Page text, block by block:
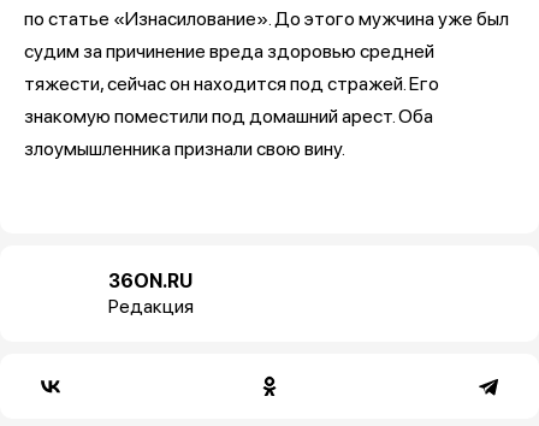
по статье «Изнасилование». До этого мужчина уже был
судим за причинение вреда здоровью средней
тяжести, сейчас он находится под стражей. Его
знакомую поместили под домашний арест. Оба
злоумышленника признали свою вину.
36ON.RU
Редакция